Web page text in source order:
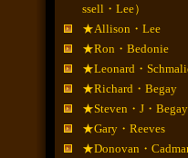
ssell・Lee）
★Allison・Lee
★Ron・Bedonie
★Leonard・
★Richard・Begay
★Steven・J・Begay
★Gary・Reeves
★Donovan・